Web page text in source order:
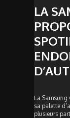
LA
La Samsung
sa palette
plusieurs